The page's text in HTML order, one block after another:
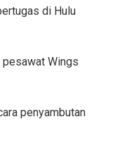
di Hulu
pesawat Wings
penyambutan